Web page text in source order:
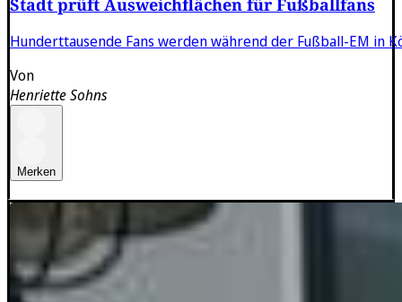
Stadt prüft Ausweichflächen für Fußballfans
Hunderttausende Fans werden während der Fußball-EM in
Von
Henriette Sohns
Merken